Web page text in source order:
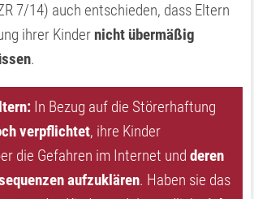
7/14) auch entschieden, dass Eltern
ihrer Kinder nicht übermäßig
.
In Bezug auf die Störerhaftung
verpflichtet, ihre Kinder
die Gefahren im Internet und deren
aufzuklären. Haben sie das